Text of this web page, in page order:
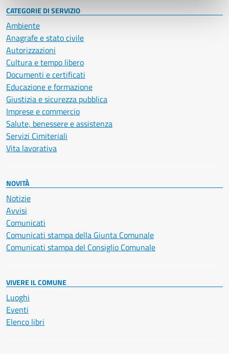
CATEGORIE DI SERVIZIO
Ambiente
Anagrafe e stato civile
Autorizzazioni
Cultura e tempo libero
Documenti e certificati
Educazione e formazione
Giustizia e sicurezza pubblica
Imprese e commercio
Salute, benessere e assistenza
Servizi Cimiteriali
Vita lavorativa
NOVITÀ
Notizie
Avvisi
Comunicati
Comunicati stampa della Giunta Comunale
Comunicati stampa del Consiglio Comunale
VIVERE IL COMUNE
Luoghi
Eventi
Elenco libri